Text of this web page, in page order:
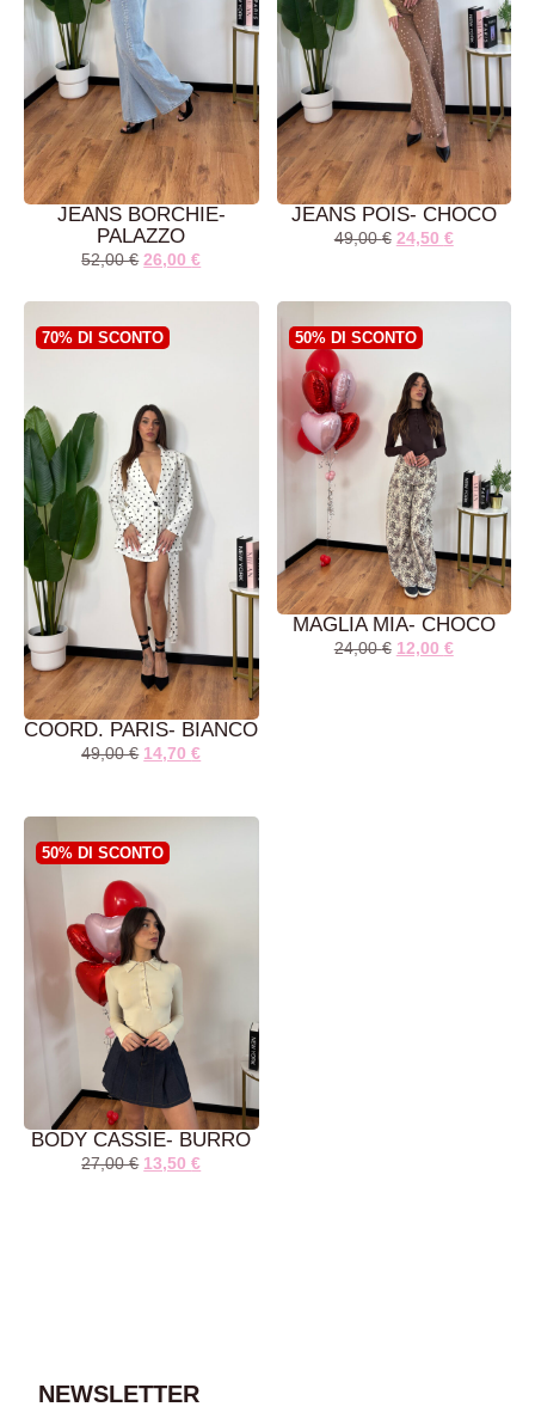
JEANS BORCHIE-
PALAZZO
52,00€ 26,00€
JEANS POIS- CHOCO
49,00€ 24,50 €
70% DI SCONTO
COORD. PARIS- BIANCO
49,00€ 14,70€
50% DI SCONTO
MAGLIA MIA- CHOCO
24,00€ 12,00 €
50% DI SCONTO
BODY CASSIE- BURRO
27,00€ 13,50€
NEWSLETTER